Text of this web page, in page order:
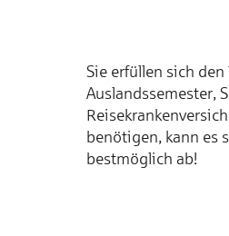
Sie erfüllen sich
Auslandssemester,
benötigen, kann es
bestmöglich ab!